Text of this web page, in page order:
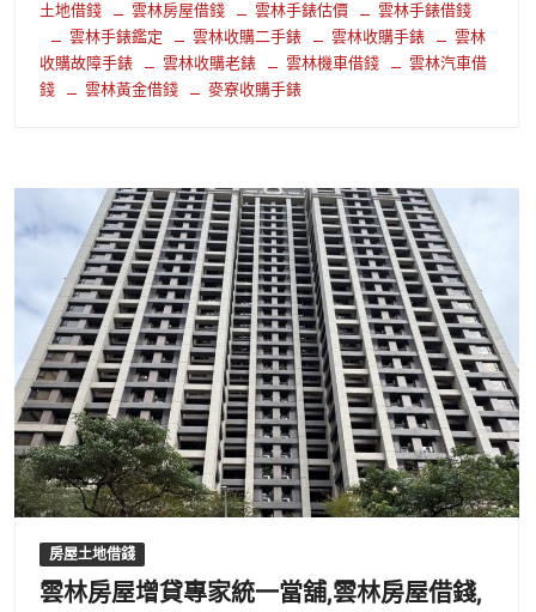
土地借錢
雲林房屋借錢 雲林手錶估價
雲林手錶借錢
雲林手錶鑑定
雲林收購二手錶 雲林收購手錶
雲林
收購故障手錶
雲林收購老錶 雲林機車借錢
雲林汽車借
錢
雲林黃金借錢 麥寮收購手錶
房屋土地借錢
雲林房屋增貸專家統一當舖,雲林房屋借錢,